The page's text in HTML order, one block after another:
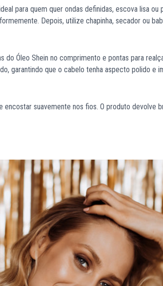
para quem quer ondas definidas, escova lisa ou
Depois, utilize chapinha, secador ou
do Óleo Shein no comprimento e pontas para
garantindo que o cabelo tenha aspecto polido e
suavemente nos fios. O produto devolve